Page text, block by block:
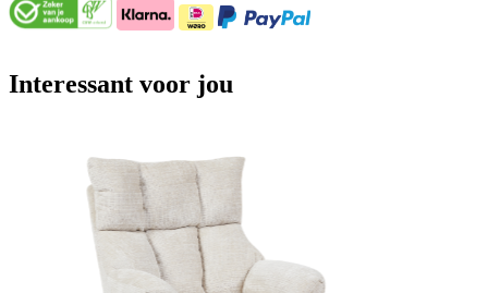
Interessant voor jou